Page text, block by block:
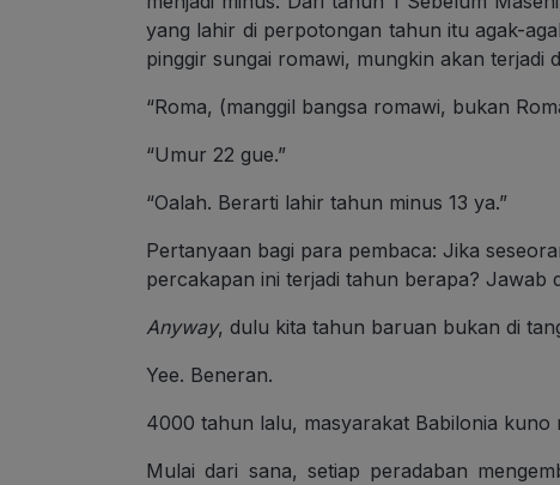
yang lahir di perpotongan tahun itu agak-
pinggir sungai romawi, mungkin akan terjadi
“Roma, (manggil bangsa romawi, bukan
“Umur 22 gue.”
“Oalah. Berarti lahir tahun minus 13 ya.”
Pertanyaan bagi para pembaca: Jika
percakapan ini terjadi tahun berapa? Jawab
Anyway, dulu kita tahun baruan bukan di
Yee. Beneran.
4000 tahun lalu, masyarakat Babilonia
Mulai dari sana, setiap peradaban